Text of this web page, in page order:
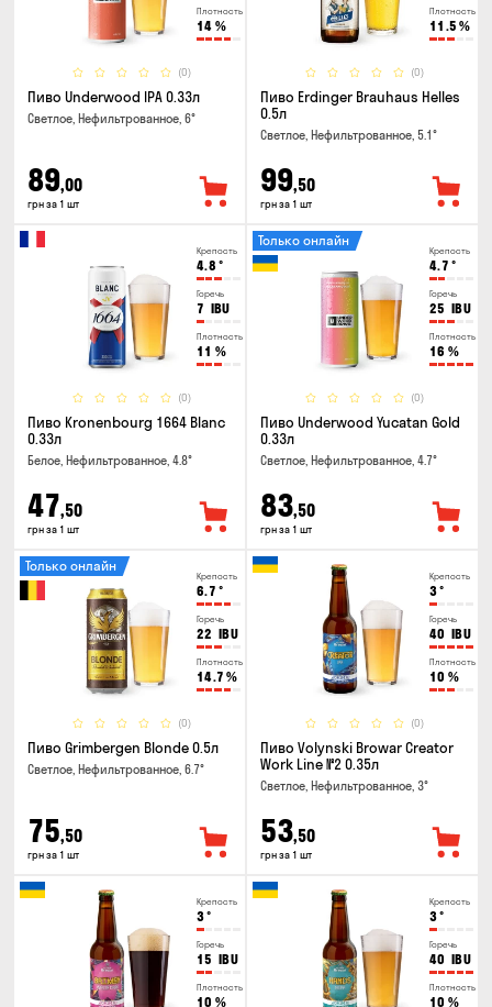
Плотность
14 %
(0)
Пиво Underwood IPA 0.33л
Светлое, Нефильтрованное, 6°
89,00
грн за 1 шт
Плотность
11.5 %
(0)
Пиво Erdinger Brauhaus Helles
0.5л
Светлое, Нефильтрованное, 5.1°
99,50
грн за 1 шт
Крепость
4.8 °
Горечь
7 IBU
Плотность
11 %
(0)
Пиво Kronenbourg 1664 Blanc
0.33л
Белое, Нефильтрованное, 4.8°
47,50
грн за 1 шт
Крепость
4.7 °
Горечь
25 IBU
Плотность
16 %
(0)
Только онлайн
Пиво Underwood Yucatan Gold
0.33л
Светлое, Нефильтрованное, 4.7°
83,50
грн за 1 шт
Крепость
6.7 °
Горечь
22 IBU
Плотность
14.7 %
(0)
Только онлайн
Пиво Grimbergen Blonde 0.5л
Светлое, Нефильтрованное, 6.7°
75,50
грн за 1 шт
Крепость
3°
Горечь
40 IBU
Плотность
10 %
(0)
Пиво Volynski Browar Creator
Work Line №2 0.35л
Светлое, Нефильтрованное, 3°
53,50
грн за 1 шт
Крепость
3°
Горечь
15 IBU
Плотность
10 %
Крепость
3°
Горечь
40 IBU
Плотность
10 %